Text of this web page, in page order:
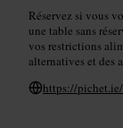
Réservez si vous
une table sans
vos restrictions
alternatives et des
https://pichet.ie/